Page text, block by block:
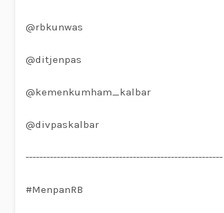
@rbkunwas
@ditjenpas
@kemenkumham_kalbar
@divpaskalbar
---------------------------------------------------------
#MenpanRB